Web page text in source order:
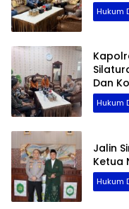
Hukum
Dan
Hukum
Jalin
Ketua
Hukum